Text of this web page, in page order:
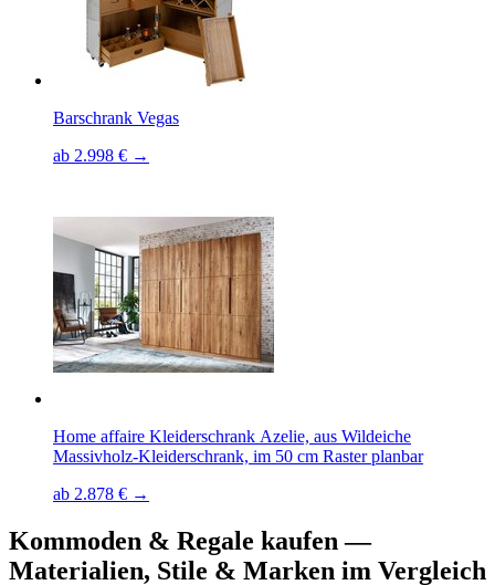
Barschrank Vegas
ab 2.998 € →
Home affaire Kleiderschrank Azelie, aus Wildeiche
Massivholz-Kleiderschrank, im 50 cm Raster planbar
ab 2.878 € →
Kommoden & Regale kaufen —
Materialien, Stile & Marken im Vergleich